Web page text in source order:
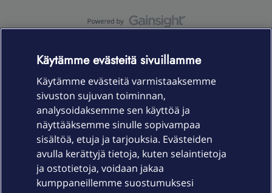
Laitteet & liittymät
Palvelut
Käytämme evästeitä sivuillamme
Käytämme evästeitä varmistaaksemme
sivuston sujuvan toiminnan,
analysoidaksemme sen käyttöä ja
näyttääksemme sinulle sopivampaa
sisältöä, etuja ja tarjouksia. Evästeiden
avulla kerättyjä tietoja, kuten selaintietoja
ja ostotietoja, voidaan jakaa
kumppaneillemme suostumuksesi